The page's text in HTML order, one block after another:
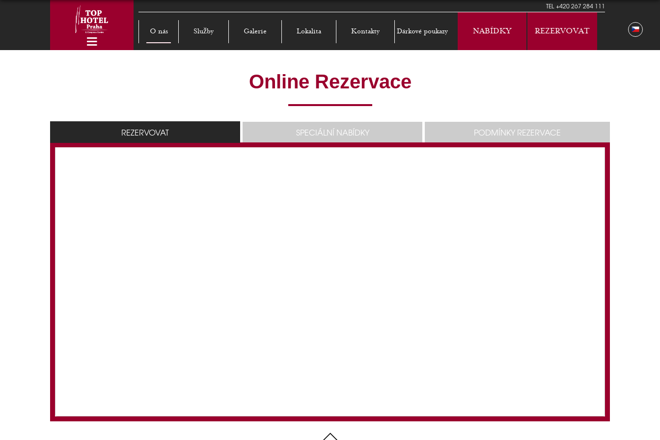
TEL+420 267 284 111
O nás Služby Galerie Lokalita Kontakty Dárkové poukazy NABÍDKY REZERVOVAT
Online Rezervace
REZERVOVAT SPECIÁLNÍ NABÍDKY PODMÍNKY REZERVACE